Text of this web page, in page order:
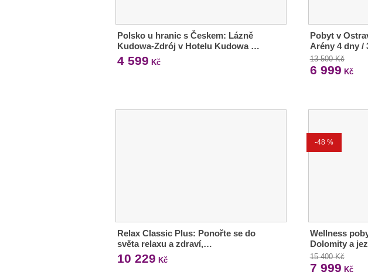
Polsko u hranic s Českem: Lázně
Kudowa-Zdrój v Hotelu Kudowa …
4 599 Kč
Pobyt v
Arény 4 dny /
13 500 Kč
6 999 Kč
Relax Classic Plus: Ponořte se do
světa relaxu a zdraví,…
10 229 Kč
-48 %
Wellness
Dolomity a
15 400 Kč
7 999 Kč